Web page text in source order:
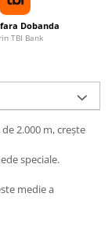
Dobanda
TBI Bank
2.000 m, crește
speciale.
medie a